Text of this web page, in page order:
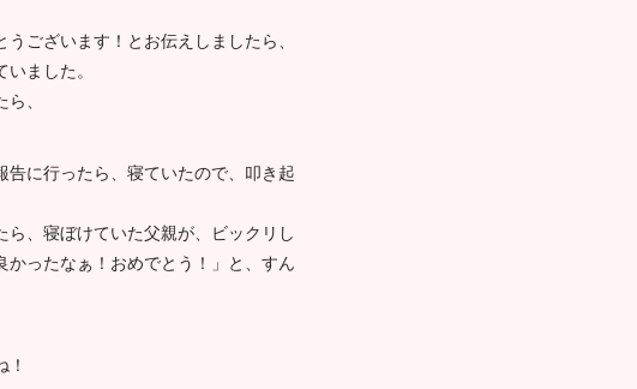
ございます！とお伝えしましたら、
ました。
、
告に行ったら、寝ていたので、叩き起
ら、寝ぼけていた父親が、ビックリし
ったなぁ！おめでとう！」と、すん